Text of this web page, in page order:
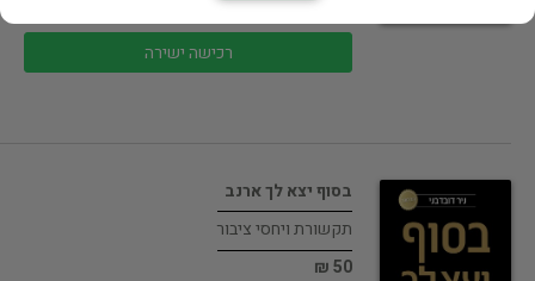
רכישה ישירה
בסוף יצא לך ארנב
תקשורת ויחסי ציבור
50 ₪